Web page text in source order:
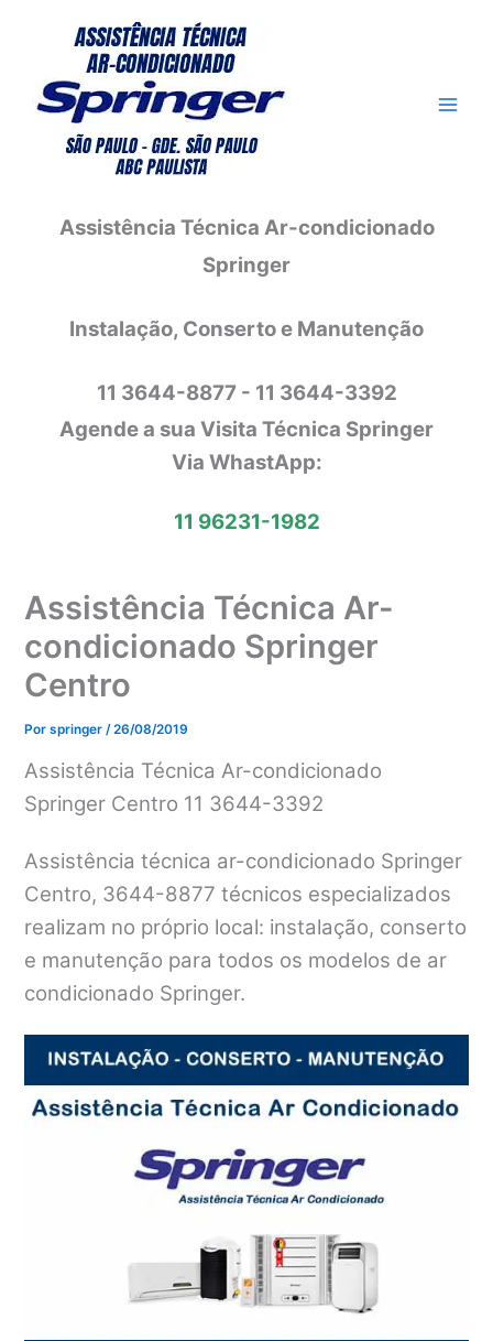
conteúdo
Assistência Técnica Ar-condicionado
Springer
Instalação, Conserto e Manutenção
11 3644-8877 - 11 3644-3392
Agende a sua Visita Técnica Springer
Via WhastApp:
11 96231-1982
Assistência Técnica Ar-
condicionado Springer
Centro
Porspringer /26/08/2019
Assistência Técnica Ar-condicionado
Springer Centro 11 3644-3392
Assistência técnica ar-condicionado Springer
Centro, 3644-8877 técnicos especializados
realizam no próprio local: instalação, conserto
e manutenção para todos os modelos de ar
condicionado Springer.